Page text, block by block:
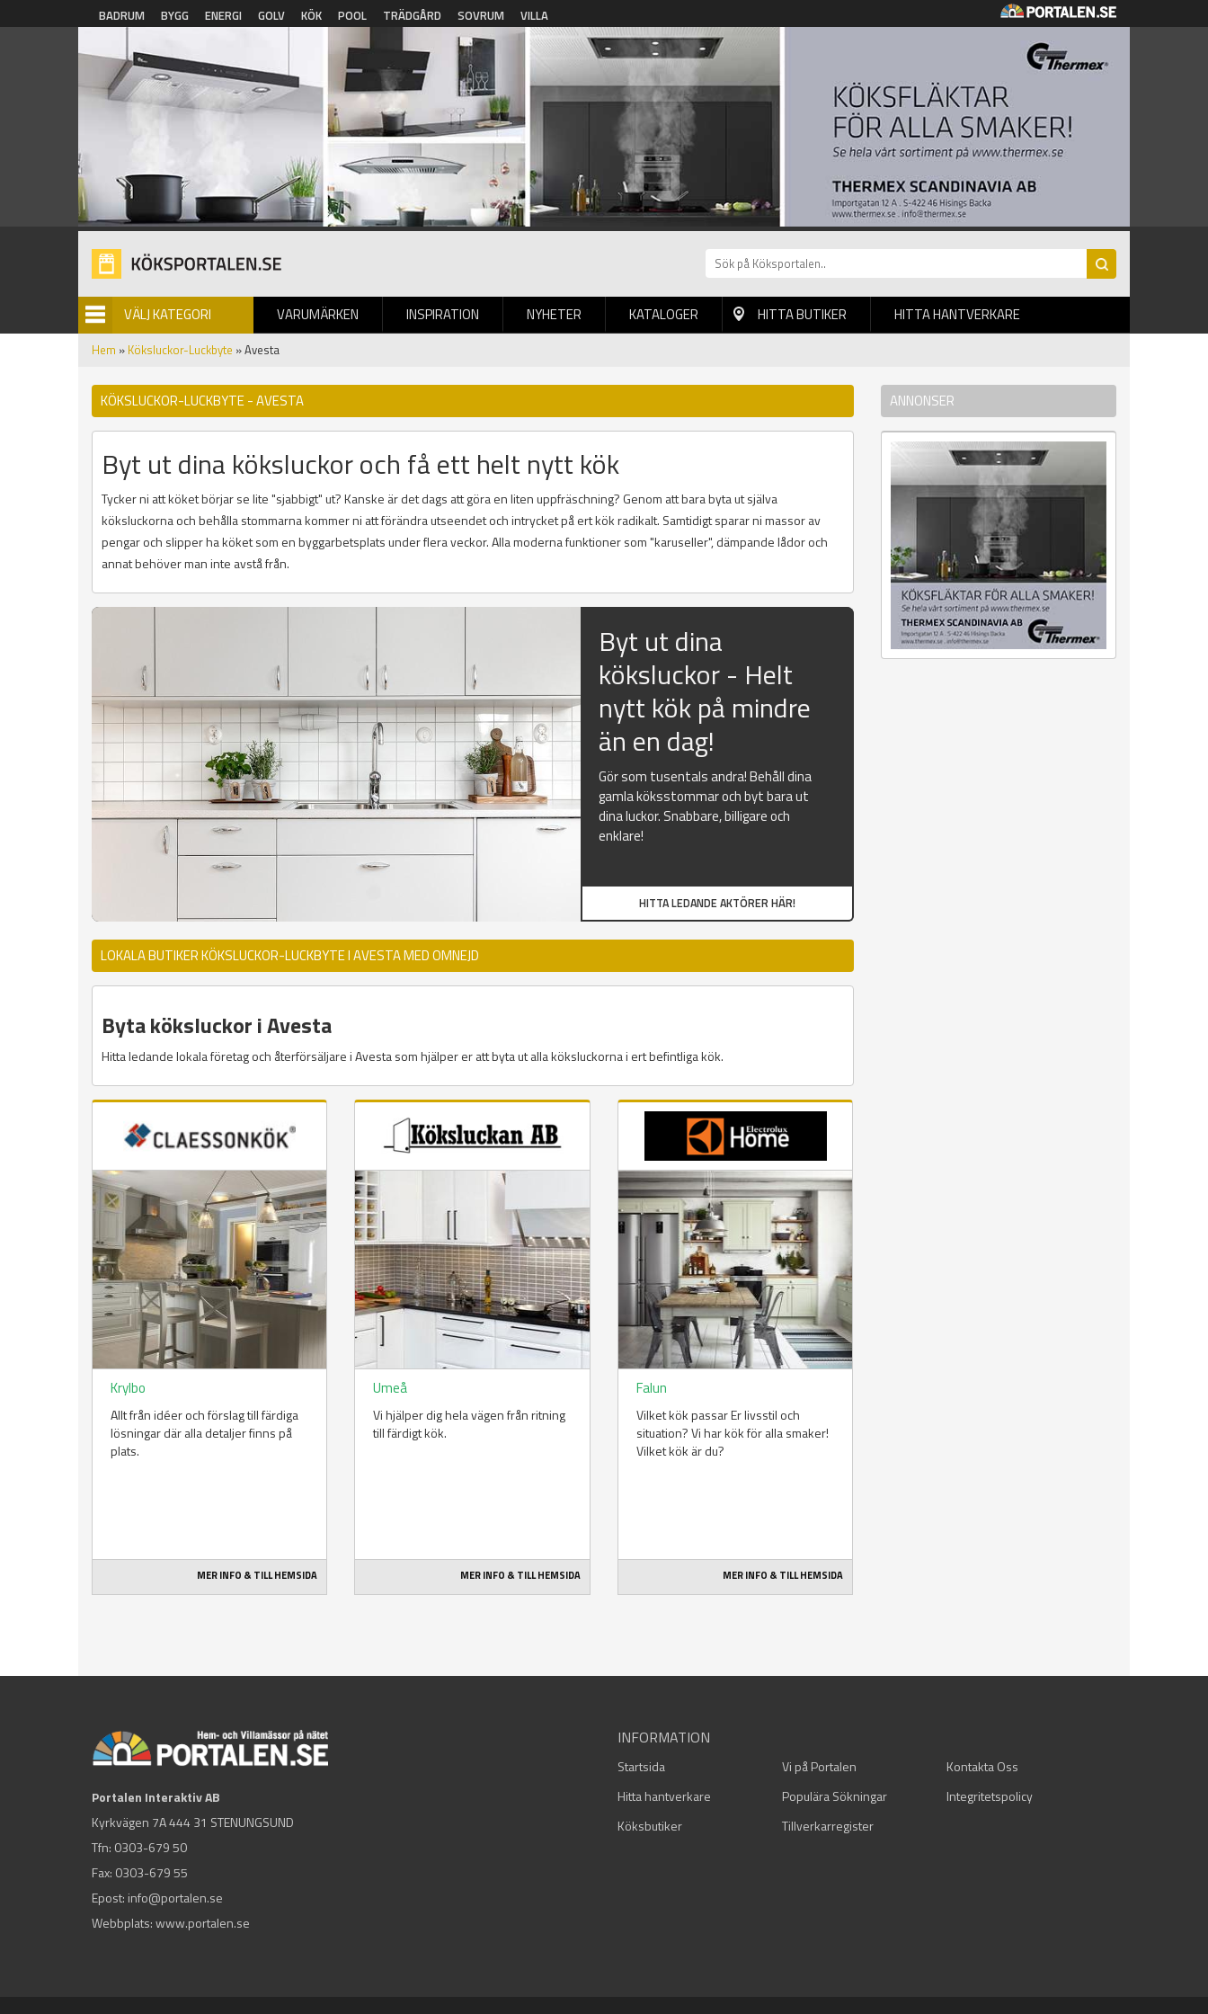
Hoppa till huvudinnehåll
BADRUM BYGG ENERGI GOLV KÖK POOL TRÄDGÅRD SOVRUM VILLA
VÄLJ KATEGORI VARUMÄRKEN INSPIRATION NYHETER
BILDGALLERI KATALOGER HITTA BUTIKER HITTA HANTVERKARE
Hem » Köksluckor-Luckbyte » Avesta
KÖKSLUCKOR-LUCKBYTE - AVESTA
Byt ut dina köksluckor och få ett helt nytt kök
Tycker ni att köket börjar se lite "sjabbigt" ut? Kanske är det dags att göra en liten uppfräschning? Genom att bara byta ut själva
köksluckorna och behålla stommarna kommer ni att förändra utseendet och intrycket på ert kök radikalt. Samtidigt sparar ni massor av
pengar och slipper ha köket som en byggarbetsplats under flera veckor. Alla moderna funktioner som "karuseller", dämpande lådor och
annat behöver man inte avstå från.
Byt ut dina
köksluckor - Helt
nytt kök på mindre
än en dag!
Gör som tusentals andra! Behåll dina
gamla köksstommar och byt bara ut
dina luckor. Snabbare, billigare och
enklare!
HITTA LEDANDE AKTÖRER HÄR!
LOKALA BUTIKER KÖKSLUCKOR-LUCKBYTE I AVESTA MED OMNEJD
Byta köksluckor i Avesta
Hitta ledande lokala företag och återförsäljare i Avesta som hjälper er att byta ut alla köksluckorna i ert befintliga kök.
Krylbo
Allt från idéer och förslag till färdiga
lösningar där alla detaljer finns på
plats.
MER INFO & TILL HEMSIDA
Umeå
Vi hjälper dig hela vägen från ritning
till färdigt kök.
MER INFO & TILL HEMSIDA
Falun
Vilket kök passar Er livsstil och
situation? Vi har kök för alla smaker!
Vilket kök är du?
MER INFO & TILL HEMSIDA
ANNONSER
Portalen Interaktiv AB
Kyrkvägen 7A 444 31 STENUNGSUND
Tfn: 0303-679 50
Fax: 0303-679 55
Epost: info@portalen.se
Webbplats: www.portalen.se
INFORMATION
Startsida Vi på Portalen
Kontakta Oss
Hitta hantverkare
Populära Sökningar
Integritetspolicy
Köksbutiker
Tillverkarregister